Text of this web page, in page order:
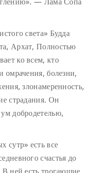
света» Будда
Архат, Полностью
ко всем, кто
омрачения, болезни,
злонамеренность,
страдания. Он
добродетелью,
сутр» есть все
счастья до